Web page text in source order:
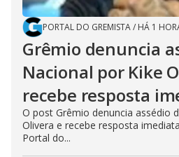
PORTAL DO GREMISTA/ HÁ 1
Grêmio denuncia
Nacional por Kike
recebe resposta
O post Grêmio denuncia assédio
Olivera e recebe resposta
Portal do...